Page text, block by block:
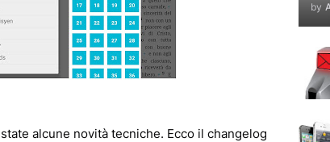
alcune novità tecniche. Ecco il changelog
by